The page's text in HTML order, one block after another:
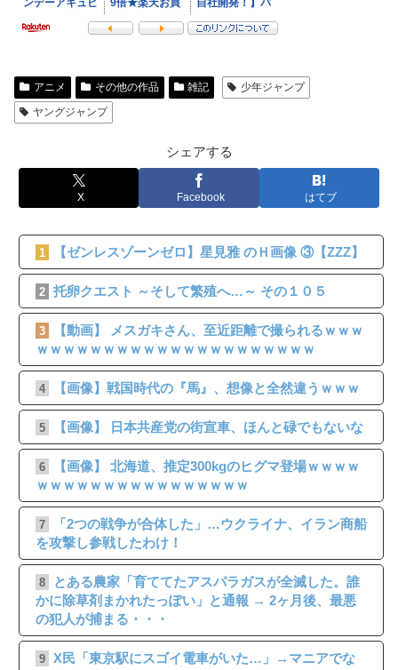
アニメ その他の作品 雑記
少年ジャンプ
ヤングジャンプ
シェアする
X Facebook はてブ
1 【ゼンレスゾーンゼロ】星見雅 のＨ画像 ③【ZZZ】
2 托卵クエスト ～そして繁殖へ…～ その１０５
3
【動画】 メスガキさん、至近距離で撮られるｗｗｗ
ｗｗｗｗｗｗｗｗｗｗｗｗｗｗｗｗｗｗｗｗｗ
4 【画像】戦国時代の『馬』、想像と全然違うｗｗｗ
5 【画像】 日本共産党の街宣車、ほんと碌でもないな
6
【画像】 北海道、推定300kgのヒグマ登場ｗｗｗｗ
ｗｗｗｗｗｗｗｗｗｗｗｗｗｗｗｗ
7
「2つの戦争が合体した」…ウクライナ、イラン商船
を攻撃し参戦したわけ！
8
とある農家「育ててたアスパラガスが全滅した。誰
かに除草剤まかれたっぽい」と通報 → 2ヶ月後、最悪
の犯人が捕まる・・・
9 X民「東京駅にスゴイ電車がいた…」→マニアでな